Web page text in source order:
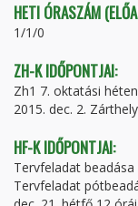
HETI ÓRASZÁM
1/1/0
ZH-K IDŐPONTJAI:
Zh1 7. oktatási
2015. dec. 2.
HF-K IDŐPONTJAI:
Tervfeladat
Tervfeladat